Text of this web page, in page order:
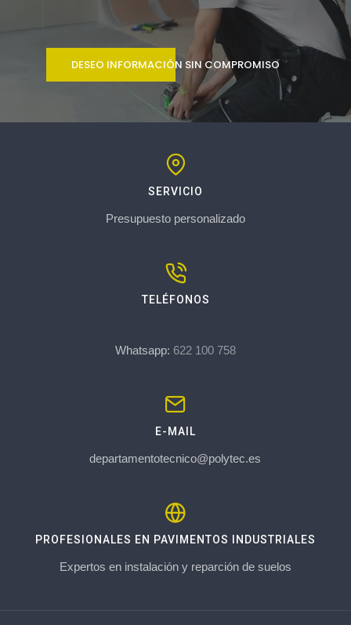
DESEO INFORMACIÓN SIN COMPROMISO
SERVICIO
Presupuesto personalizado
TELÉFONOS
Whatsapp: 622 100 758
E-MAIL
departamentotecnico@polytec.es
PROFESIONALES EN PAVIMENTOS INDUSTRIALES
Expertos en instalación y reparción de suelos